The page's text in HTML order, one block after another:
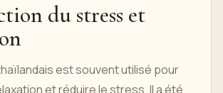
du stress et
est souvent utilisé pour
et réduire le stress. Il a été